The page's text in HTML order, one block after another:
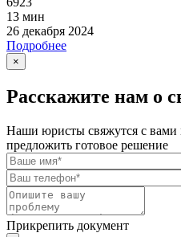
13 мин
26 декабря 2024
Подробнее
×
Расскажите нам о
Наши юристы свяжутся с
предложить готовое решение
Прикрепить документ